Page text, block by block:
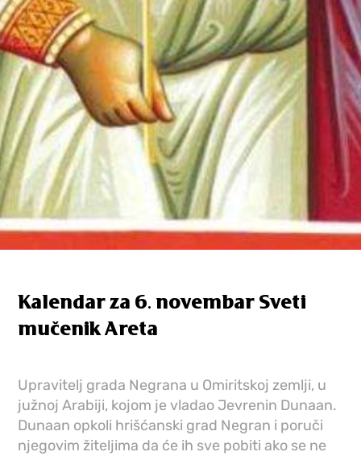
Kalendar za 6. novembar Sveti
mučenik Areta
Upravitelj grada Negrana u Omiritskoj zemlji, u
južnoj Arabiji, kojom je vladao Jevrenin Dunaan.
Dunaan opkoli hrišćanski grad Negran i poruči
njegovim žiteljima da će ih sve pobiti ako se ne